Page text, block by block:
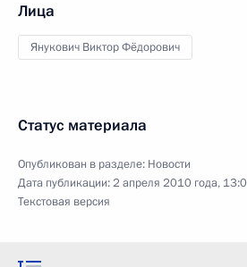
Лица
Янукович Виктор Фёдорович
Статус материала
Опубликован в разделе: Новости
Дата публикации:2 апреля 2010 года,
Текстовая версия